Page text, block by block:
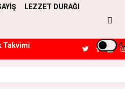
LEZZET DURAĞI
Takvimi